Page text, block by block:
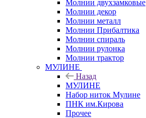
Молнии двухзамковые
Молнии декор
Молнии металл
Молнии Прибалтика
Молнии спираль
Молнии рулонка
Молнии трактор
МУЛИНЕ
Назад
МУЛИНЕ
Набор ниток Мулине
ПНК им.Кирова
Прочее